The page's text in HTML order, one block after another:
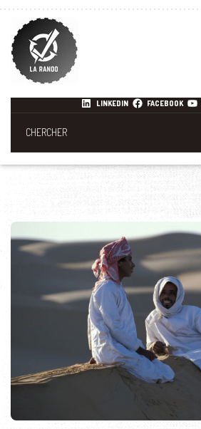
LINKEDIN FACEBOOK